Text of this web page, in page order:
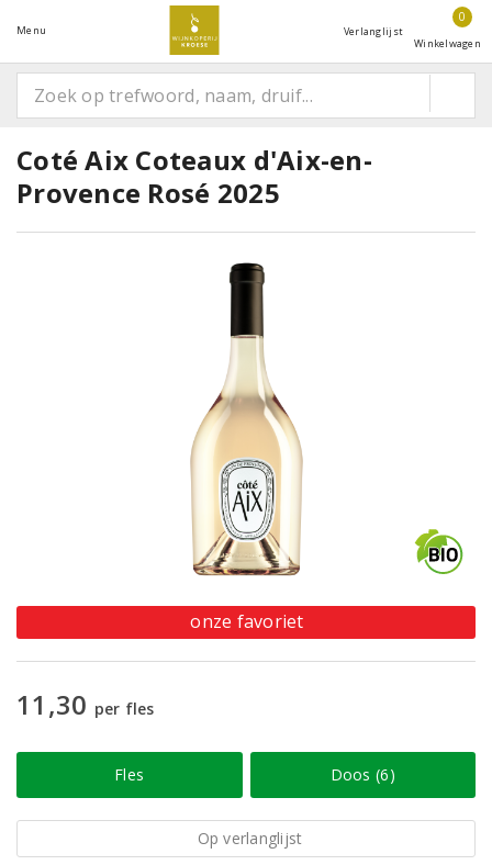
Menu Verlanglijst
0
Winkelwagen
Coté Aix Coteaux d'Aix-en-
Provence Rosé 2025
onze favoriet
11,30 per fles
Fles Doos (6)
Op verlanglijst